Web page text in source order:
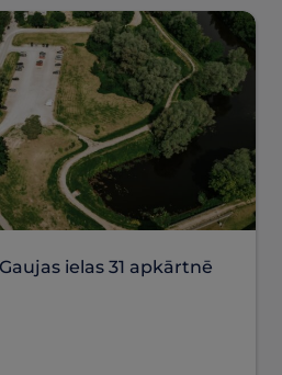
ielas 31 apkārtnē